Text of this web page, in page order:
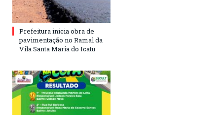
Prefeitura inicia obra de
pavimentação no Ramal da
Vila Santa Maria do Icatu